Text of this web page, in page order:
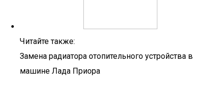
Читайте также:
Замена радиатора отопительного устройства в
машине Лада Приора